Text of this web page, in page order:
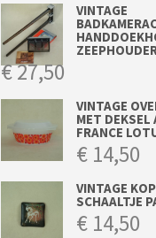
VINTAGE
€27,50
VINTAGE
MET DEKSEL
FRANCE
€ 14,50
VINTAGE
SCHAALTJE
€ 14,50